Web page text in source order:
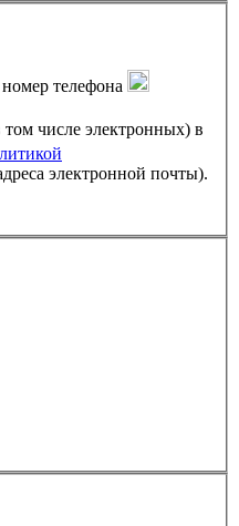
телефона
электронной почты).